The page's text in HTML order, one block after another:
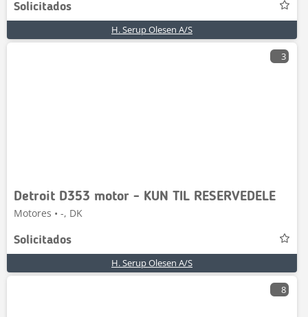
Solicitados
H. Serup Olesen A/S
3
Detroit D353 motor - KUN TIL RESERVEDELE
Motores • -, DK
Solicitados
H. Serup Olesen A/S
8